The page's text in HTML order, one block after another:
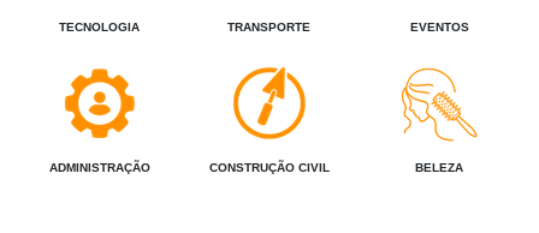
TECNOLOGIA TRANSPORTE EVENTOS
ADMINISTRAÇÃO CONSTRUÇÃO CIVIL BELEZA